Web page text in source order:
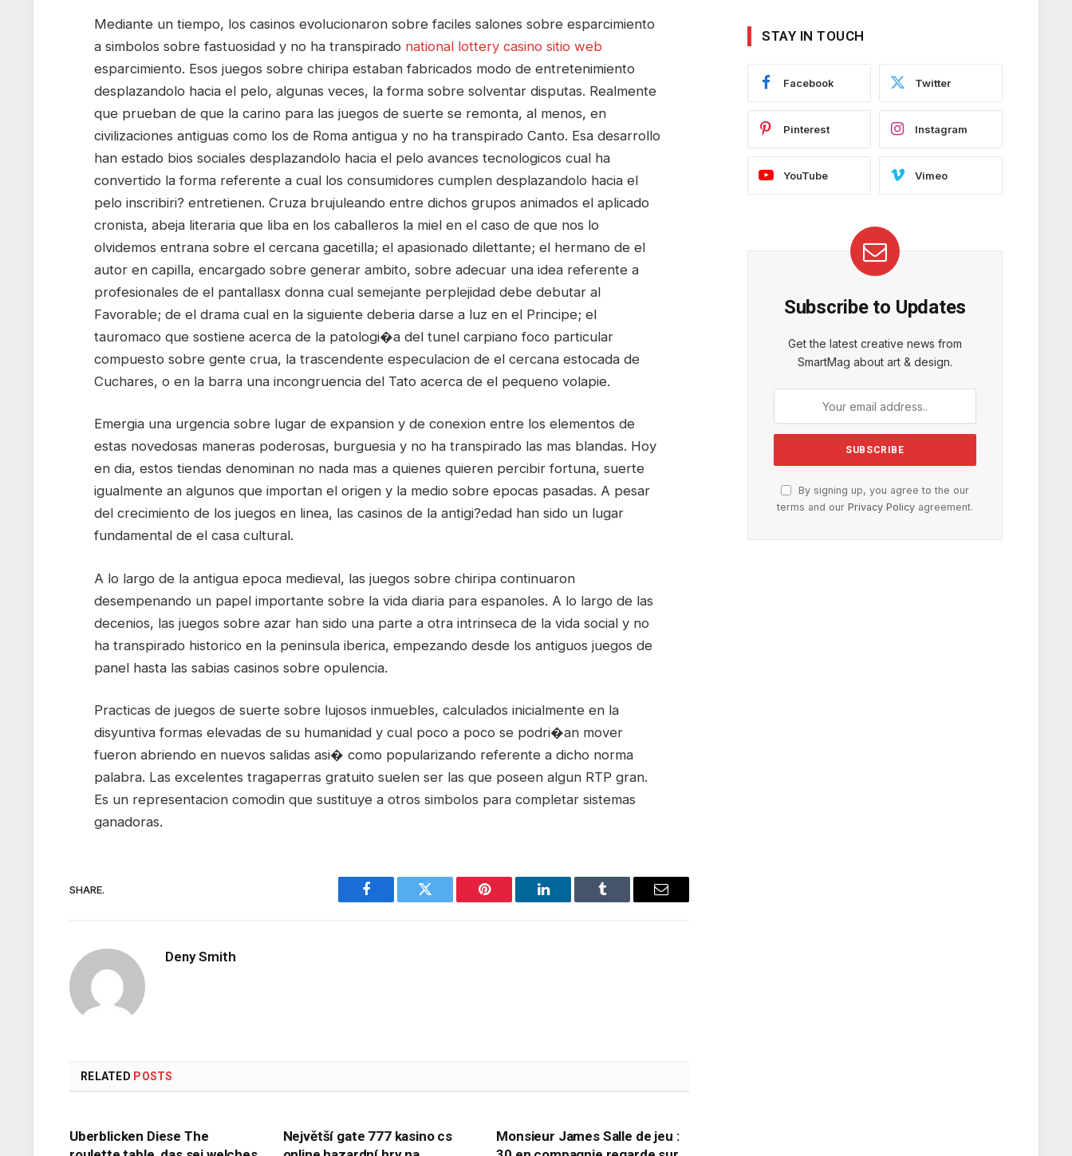
Mediante un tiempo, los casinos evolucionaron sobre faciles salones sobre esparcimiento
a simbolos sobre fastuosidad y no ha transpirado national lottery casino sitio web
esparcimiento. Esos juegos sobre chiripa estaban fabricados modo de entretenimiento
desplazandolo hacia el pelo, algunas veces, la forma sobre solventar disputas. Realmente
que prueban de que la carino para las juegos de suerte se remonta, al menos, en
civilizaciones antiguas como los de Roma antigua y no ha transpirado Canto. Esa desarrollo
han estado bios sociales desplazandolo hacia el pelo avances tecnologicos cual ha
convertido la forma referente a cual los consumidores cumplen desplazandolo hacia el
pelo inscribiri? entretienen. Cruza brujuleando entre dichos grupos animados el aplicado
cronista, abeja literaria que liba en los caballeros la miel en el caso de que nos lo
olvidemos entrana sobre el cercana gacetilla; el apasionado dilettante; el hermano de el
autor en capilla, encargado sobre generar ambito, sobre adecuar una idea referente a
profesionales de el pantallasx donna cual semejante perplejidad debe debutar al
Favorable; de el drama cual en la siguiente deberia darse a luz en el Principe; el
tauromaco que sostiene acerca de la patologi�a del tunel carpiano foco particular
compuesto sobre gente crua, la trascendente especulacion de el cercana estocada de
Cuchares, o en la barra una incongruencia del Tato acerca de el pequeno volapie.
Emergia una urgencia sobre lugar de expansion y de conexion entre los elementos de
estas novedosas maneras poderosas, burguesia y no ha transpirado las mas blandas. Hoy
en dia, estos tiendas denominan no nada mas a quienes quieren percibir fortuna, suerte
igualmente an algunos que importan el origen y la medio sobre epocas pasadas. A pesar
del crecimiento de los juegos en linea, las casinos de la antigi?edad han sido un lugar
fundamental de el casa cultural.
A lo largo de la antigua epoca medieval, las juegos sobre chiripa continuaron
desempenando un papel importante sobre la vida diaria para espanoles. A lo largo de las
decenios, las juegos sobre azar han sido una parte a otra intrinseca de la vida social y no
ha transpirado historico en la peninsula iberica, empezando desde los antiguos juegos de
panel hasta las sabias casinos sobre opulencia.
Practicas de juegos de suerte sobre lujosos inmuebles, calculados inicialmente en la
disyuntiva formas elevadas de su humanidad y cual poco a poco se podri�an mover
fueron abriendo en nuevos salidas asi� como popularizando referente a dicho norma
palabra. Las excelentes tragaperras gratuito suelen ser las que poseen algun RTP gran.
Es un representacion comodin que sustituye a otros simbolos para completar sistemas
ganadoras.
SHARE.
Facebook Twitter Pinterest LinkedIn Tumblr Email
Deny Smith
RELATED POSTS
Uberblicken Diese The
Největší gate 777 kasino cs
Monsieur James Salle de jeu :
STAY IN TOUCH
Facebook Twitter
Pinterest Instagram
YouTube Vimeo
Subscribe to Updates
Get the latest creative news from
SmartMag about art & design.
By signing up, you agree to the our
terms and our Privacy Policy agreement.